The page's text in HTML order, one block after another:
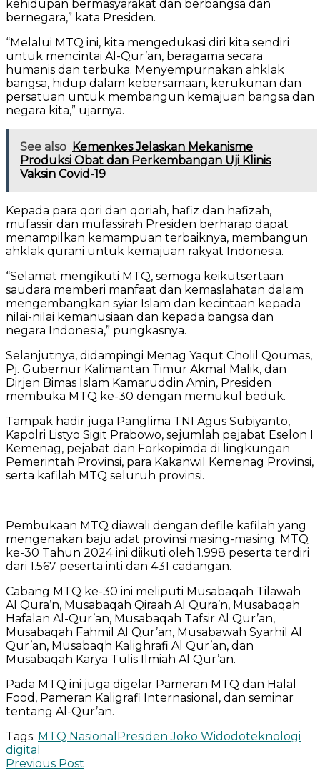
kehidupan bermasyarakat dan berbangsa dan
bernegara,” kata Presiden.
“Melalui MTQ ini, kita mengedukasi diri kita sendiri
untuk mencintai Al-Qur’an, beragama secara
humanis dan terbuka. Menyempurnakan ahklak
bangsa, hidup dalam kebersamaan, kerukunan dan
persatuan untuk membangun kemajuan bangsa dan
negara kita,” ujarnya.
See also Kemenkes Jelaskan Mekanisme
Produksi Obat dan Perkembangan Uji Klinis
Vaksin Covid-19
Kepada para qori dan qoriah, hafiz dan hafizah,
mufassir dan mufassirah Presiden berharap dapat
menampilkan kemampuan terbaiknya, membangun
ahklak qurani untuk kemajuan rakyat Indonesia.
“Selamat mengikuti MTQ, semoga keikutsertaan
saudara memberi manfaat dan kemaslahatan dalam
mengembangkan syiar Islam dan kecintaan kepada
nilai-nilai kemanusiaan dan kepada bangsa dan
negara Indonesia,” pungkasnya.
Selanjutnya, didampingi Menag Yaqut Cholil Qoumas,
Pj. Gubernur Kalimantan Timur Akmal Malik, dan
Dirjen Bimas Islam Kamaruddin Amin, Presiden
membuka MTQ ke-30 dengan memukul beduk.
Tampak hadir juga Panglima TNI Agus Subiyanto,
Kapolri Listyo Sigit Prabowo, sejumlah pejabat Eselon I
Kemenag, pejabat dan Forkopimda di lingkungan
Pemerintah Provinsi, para Kakanwil Kemenag Provinsi,
serta kafilah MTQ seluruh provinsi.
Pembukaan MTQ diawali dengan defile kafilah yang
mengenakan baju adat provinsi masing-masing. MTQ
ke-30 Tahun 2024 ini diikuti oleh 1.998 peserta terdiri
dari 1.567 peserta inti dan 431 cadangan.
Cabang MTQ ke-30 ini meliputi Musabaqah Tilawah
Al Qura’n, Musabaqah Qiraah Al Qura’n, Musabaqah
Hafalan Al-Qur’an, Musabaqah Tafsir Al Qur’an,
Musabaqah Fahmil Al Qur’an, Musabawah Syarhil Al
Qur’an, Musabaqh Kalighrafi Al Qur’an, dan
Musabaqah Karya Tulis Ilmiah Al Qur’an.
Pada MTQ ini juga digelar Pameran MTQ dan Halal
Food, Pameran Kaligrafi Internasional, dan seminar
tentang Al-Qur’an.
Tags: MTQ Nasional Presiden Joko Widodoteknologi
digital
Previous Post